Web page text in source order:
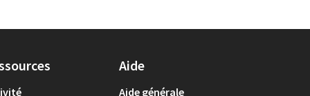
Aide
Aide générale